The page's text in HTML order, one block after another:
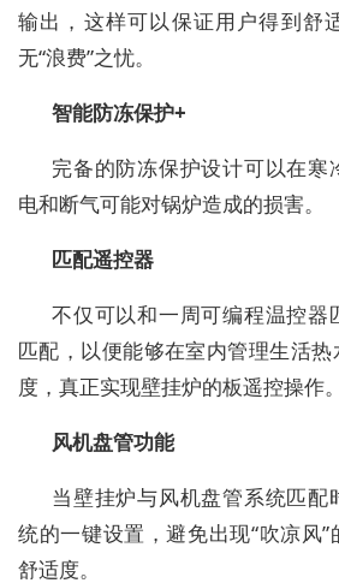
输出，这样可以保证用户得到舒
无“浪费”之忧。
智能防冻保护+
完备的防冻保护设计可以在寒
电和断气可能对锅炉造成的损害。
匹配遥控器
不仅可以和一周可编程温控器
匹配，以便能够在室内管理生活
度，真正实现壁挂炉的板遥控操作。
风机盘管功能
当壁挂炉与风机盘管系统匹配
统的一键设置，避免出现“吹凉风
舒适度。